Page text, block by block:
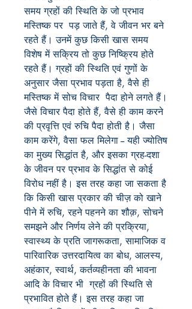
समय ग्रहों की स्थिति के जो प्रभाव
मस्तिष्क पर पड़ जाते हैं, वे जीवन भर बने
रहते हैं। उनमें कुछ किसी खास समय
विशेष में सक्रिय तो कुछ निष्क्रिय होते
रहते हैं। ग्रहों की स्थिति एवं गुणों के
अनुसार जैसा प्रभाव पड़ता है, वैसे ही
मस्तिष्क में सोच विचार पैदा होने लगते हैं।
जैसे विचार पैदा होते हैं, वैसे ही काम करने
की प्रवृत्ति एवं रुचि पैदा होती है। जैसा
काम करेंगे, वैसा फल मिलेगा -- यही ज्योतिष
का मुख्य सिद्धांत है, और इसका ग्रह-दशा
के जीवन पर प्रभाव के सिद्धांत से कोई
विरोध नहीं है। इस तरह कहा जा सकता है
कि किसी खास प्रकार की चीज़ को खाने
पीने में रुचि, रहने पहनने का शौक़, सोचने
समझने और निर्णय लेने की प्रक्रिया,
स्वास्थ्य के प्रति जागरूकता, सामाजिक व
पारिवारिक उत्तरदायित्व का बोध, आलस्य,
अहंकार, स्वार्थ, कर्तव्यहीनता की भावना
आदि के विचार भी ग्रहों की स्थिति से
प्रभावित होते हैं। इस तरह कहा जा